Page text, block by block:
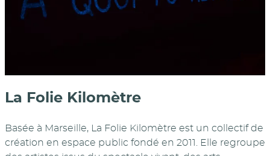
La Folie Kilomètre
Basée à Marseille, La Folie Kilomètre est un collectif de
création en espace public fondé en 2011. Elle regroupe